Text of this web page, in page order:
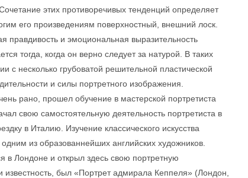
этих противоречивых тенденций определяет
его произведениям поверхностный, внешний лоск.
правдивость и эмоциональная выразительность
тогда, когда он верно следует за натурой. В таких
с несколько грубоватой решительной пластической
и силы портретного изображения.
рано, прошел обучение в мастерской портретиста
свою самостоятельную деятельность портретиста в
в Италию. Изучение классического искусства
из образованнейших английских художников.
в Лондоне и открыл здесь свою портретную
был «Портрет адмирала Кеппеля» (Лондон,